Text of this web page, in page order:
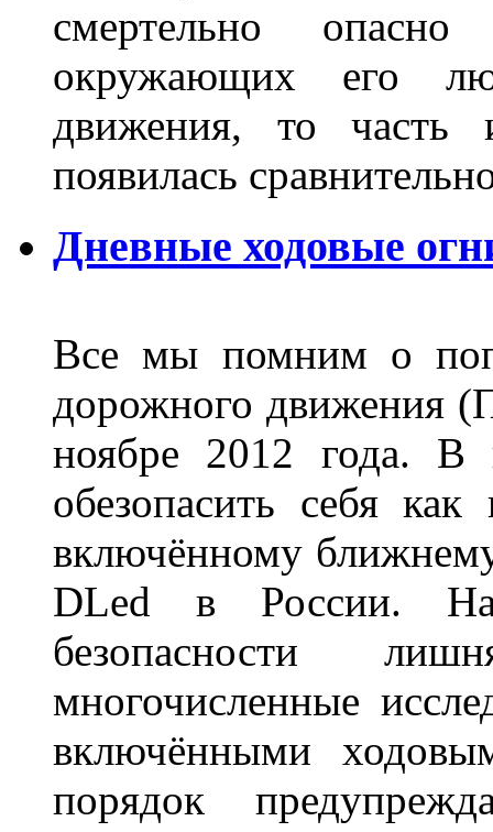
смертельно
окружающих его
движения, то часть
появилась
Дневные ходовые
Все мы помним о
дорожного движения
ноябре 2012 года.
обезопасить себя
включённому
DLed в России.
безопасности
многочисленные
включёнными
порядок